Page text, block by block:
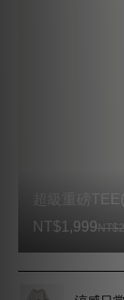
涼感日常
NT$1,350
質感